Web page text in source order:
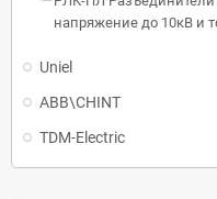
напряжение до 10кВ и
Uniel
ABB\CHINT
TDM-Electric